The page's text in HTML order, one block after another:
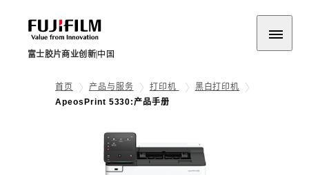
富士胶片商业创新 中国
首页 产品与服务 打印机
黑白打印机
ApeosPrint 5330:产品手册